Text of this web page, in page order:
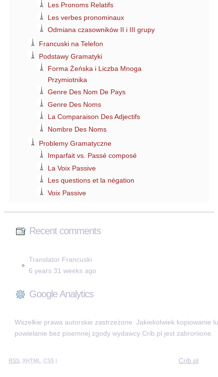
Les Pronoms Relatifs
Les verbes pronominaux
Odmiana czasowników II i III grupy
Francuski na Telefon
Podstawy Gramatyki
Forma Żeńska i Liczba Mnoga
Przymiotnika
Genre Des Nom De Pays
Genre Des Noms
La Comparaison Des Adjectifs
Nombre Des Noms
Problemy Gramatyczne
Imparfait vs. Passé composé
La Voix Passive
Les questions et la négation
Voix Passive
Recent comments
Translator Francuski
6 years 31 weeks ago
Google Analytics
Wszelkie prawa autorskie zastrzeżone. Jakiekolwiek kopiowanie
powielanie bez pisemnej zgody wydawcy Crib.pl jest zabronione.
RSS XHTML CSS Crib.pl